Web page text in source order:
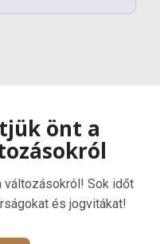
önt a
változásokról! Sok időt
és jogvitákat!